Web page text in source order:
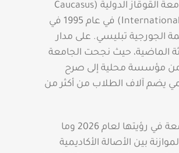
تأسست جامعة القوقاز الدولية (Caucasus
International University) في عام 1995 في
الجورجية تبليسي. على مدار
الماضية، حيث نجحت الجامعة
من مؤسسة محلية إلى صرح
يضم آلاف الطلاب من أكثر من
تعتمد الجامعة في رؤيتها لعام 2026 وما
بين الأصالة الأكاديمية